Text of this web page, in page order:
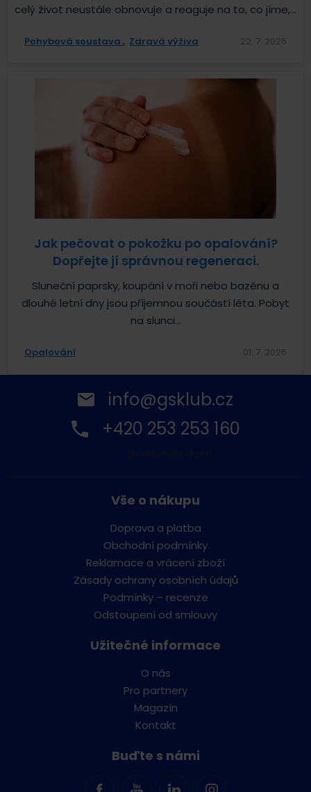
celý život neustále obnovuje a reaguje na to, co jíme,...
Pohybová soustava Zdravá výživa 22. 7. 2026
Jak pečovat o pokožku po opalování?
Dopřejte jí správnou regeneraci.
Sluneční paprsky, koupání v moři nebo bazénu a
dlouhé letní dny jsou příjemnou součástí léta. Pobyt
na slunci...
Opalování 01. 7. 2026
info@gsklub.cz
+420 253 253 160
Vše o nákupu
Doprava a platba
Obchodní podmínky
Reklamace a vrácení zboží
Zásady ochrany osobních údajů
Podmínky – recenze
Odstoupení od smlouvy
Užitečné informace
O nás
Pro partnery
Magazín
Kontakt
Buďte s námi